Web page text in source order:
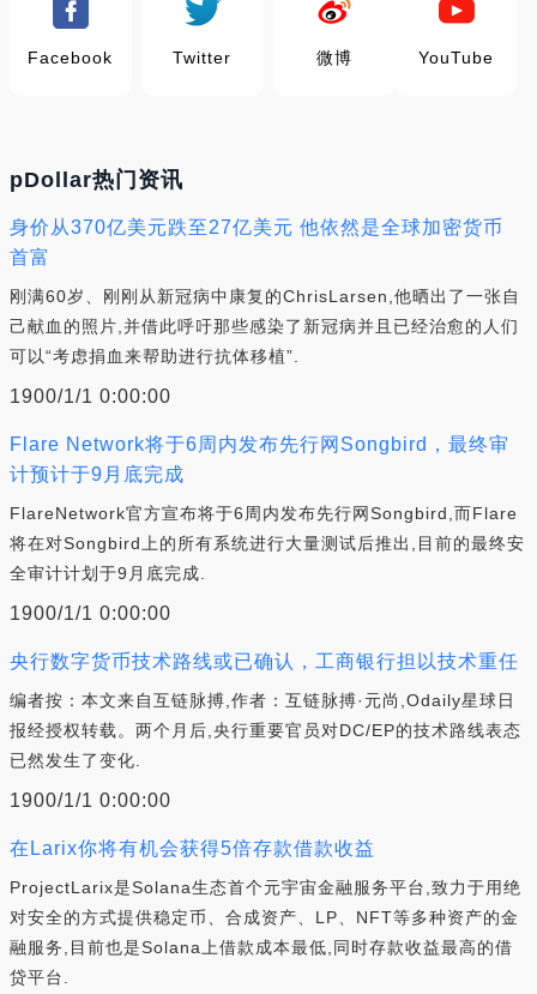
Facebook Twitter 微博 YouTube
pDollar热门资讯
身价从370亿美元跌至27亿美元 他依然是全球加密货币
首富
刚满60岁、刚刚从新冠病中康复的ChrisLarsen,他晒出了一张自
己献血的照片,并借此呼吁那些感染了新冠病并且已经治愈的人们
可以“考虑捐血来帮助进行抗体移植”.
1900/1/1 0:00:00
Flare Network将于6周内发布先行网Songbird，最终审
计预计于9月底完成
FlareNetwork官方宣布将于6周内发布先行网Songbird,而Flare
将在对Songbird上的所有系统进行大量测试后推出,目前的最终安
全审计计划于9月底完成.
1900/1/1 0:00:00
央行数字货币技术路线或已确认，工商银行担以技术重任
编者按：本文来自互链脉搏,作者：互链脉搏·元尚,Odaily星球日
报经授权转载。两个月后,央行重要官员对DC/EP的技术路线表态
已然发生了变化.
1900/1/1 0:00:00
在Larix你将有机会获得5倍存款借款收益
ProjectLarix是Solana生态首个元宇宙金融服务平台,致力于用绝
对安全的方式提供稳定币、合成资产、LP、NFT等多种资产的金
融服务,目前也是Solana上借款成本最低,同时存款收益最高的借
贷平台.